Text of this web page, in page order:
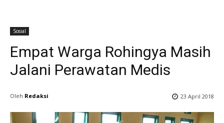
Sosial
Empat Warga Rohingya Masih
Jalani Perawatan Medis
Oleh Redaksi 23 April 2018